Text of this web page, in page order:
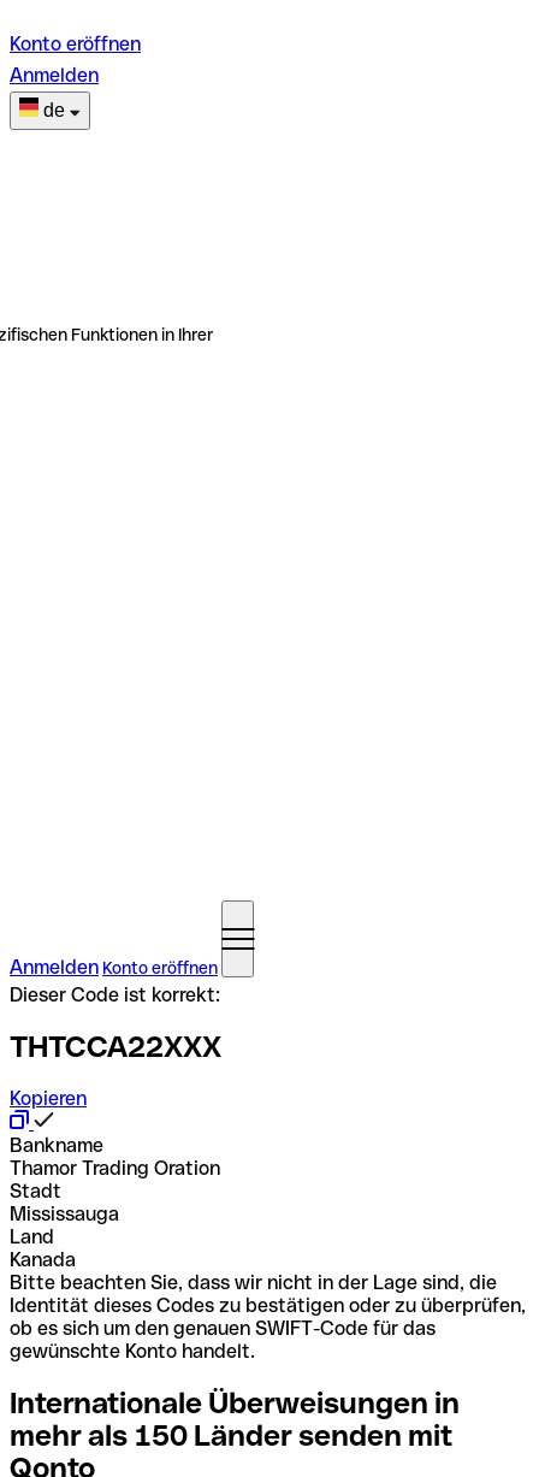
Konto eröffnen
Anmelden
de
Funktionen in Ihrer
Anmelden Konto eröffnen
Dieser Code ist korrekt:
THTCCA22XXX
Kopieren
Bankname
Thamor Trading Oration
Stadt
Mississauga
Land
Kanada
Bitte beachten Sie, dass wir nicht in der Lage sind, die
Identität dieses Codes zu bestätigen oder zu überprüfen,
ob es sich um den genauen SWIFT-Code für das
gewünschte Konto handelt.
Internationale Überweisungen in
mehr als 150 Länder senden mit
Qonto